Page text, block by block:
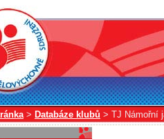
> Databáze klubů > TJ Námořní